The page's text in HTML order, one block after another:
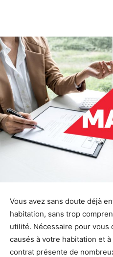
Vous avez sans doute déjà
habitation, sans trop
utilité. Nécessaire pour vous
causés à votre habitation et
contrat présente de